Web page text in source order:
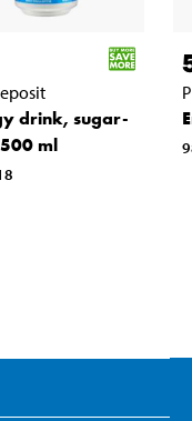
drink, sugar-
ml